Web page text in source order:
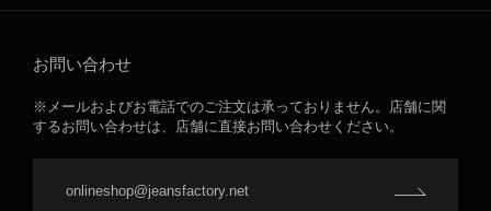
お問い合わせ
※メールおよびお電話でのご注文は承っておりません。店舗に関
するお問い合わせは、店舗に直接お問い合わせください。
onlineshop@jeansfactory.net